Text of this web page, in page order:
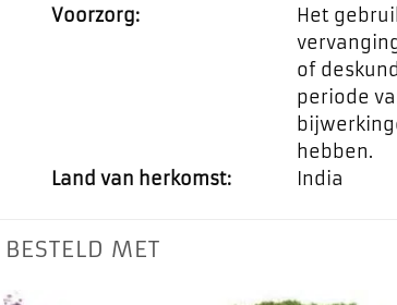
Voorzorg:
Het
of
periode
hebben.
Land van herkomst:
India
MET